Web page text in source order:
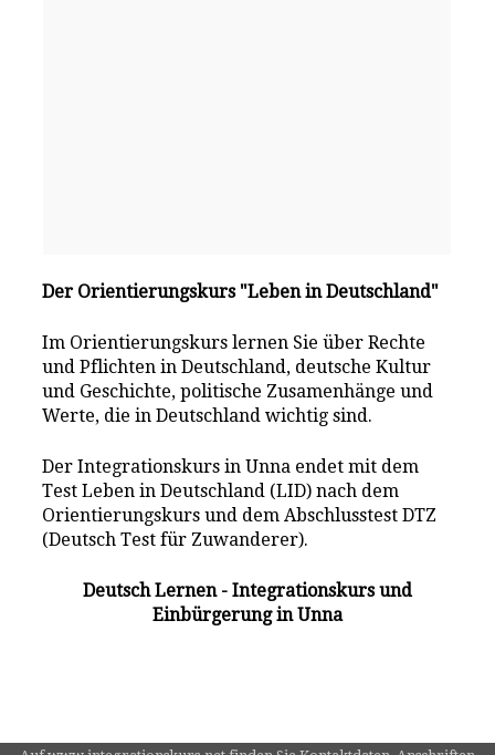
Der Orientierungskurs "Leben in Deutschland"
Im Orientierungskurs lernen Sie über Rechte
und Pflichten in Deutschland, deutsche Kultur
und Geschichte, politische Zusamenhänge und
Werte, die in Deutschland wichtig sind.
Der Integrationskurs in Unna endet mit dem
Test Leben in Deutschland (LID) nach dem
Orientierungskurs und dem Abschlusstest DTZ
(Deutsch Test für Zuwanderer).
Deutsch Lernen - Integrationskurs und
Einbürgerung in Unna